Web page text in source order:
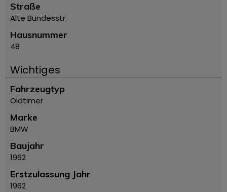
Straße
Alte Bundesstr.
Hausnummer
48
Wichtiges
Fahrzeugtyp
Oldtimer
Marke
BMW
Baujahr
1962
Erstzulassung Jahr
1962